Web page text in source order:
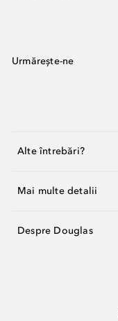
Urmărește-ne
Alte întrebări?
Mai multe detalii
Despre Douglas